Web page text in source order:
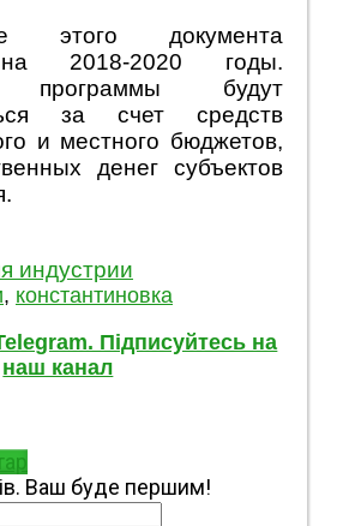
этого документа
на 2018-2020 годы.
программы будут
за счет средств
и местного бюджетов,
денег субъектов
индустрии
, константиновка
Підписуйтесь на
наш канал
Ваш буде першим!